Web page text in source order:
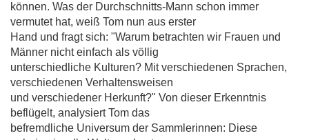
können. Was der Durchschnitts-Mann schon immer
vermutet hat, weiß Tom nun aus erster
Hand und fragt sich: "Warum betrachten wir Frauen und
Männer nicht einfach als völlig
unterschiedliche Kulturen? Mit verschiedenen Sprachen,
verschiedenen Verhaltensweisen
und verschiedener Herkunft?" Von dieser Erkenntnis
beflügelt, analysiert Tom das
befremdliche Universum der Sammlerinnen: Diese